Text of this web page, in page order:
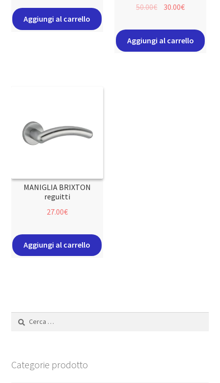
Aggiungi al carrello
50.00€ 30.00€
Aggiungi al carrello
MANIGLIA BRIXTON
reguitti
27.00€
Aggiungi al carrello
Ricerca
Categorie prodotto